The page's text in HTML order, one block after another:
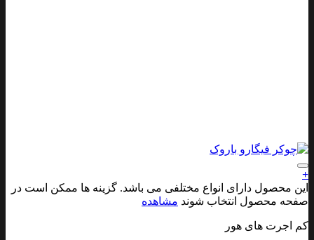
افزودن به علاقه مندی ها+
این محصول دارای انواع مختلفی می باشد. گزینه ها ممکن است در
صفحه محصول انتخاب شوند مشاهده
کم اجرت های هور